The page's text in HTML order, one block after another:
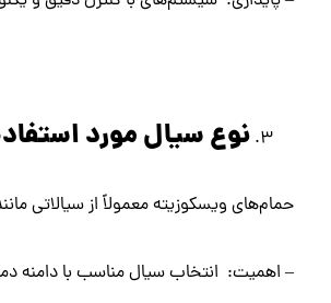
نوع سیال مورد
حمام‌های ویسکوزیته معمولاً از سیالاتی
– اهمیت: انتخاب سیال مناسب با دامنه